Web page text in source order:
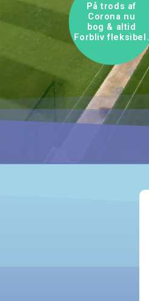
På trods af
Corona nu
bog & altid
Forbliv fleksibel.